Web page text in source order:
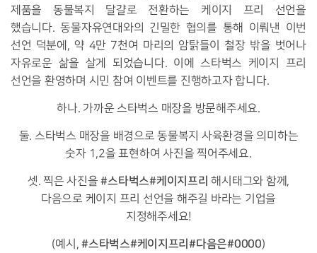
제품을 동물복지 달걀로 전환하는 케이지 프리 선언을
했습니다.동물자유연대와의 긴밀한 협의를 통해 이뤄낸 이번
선언 덕분에, 약 4만 7천여 마리의 암탉들이 철장 밖을 벗어나
자유로운 삶을 살게 되었습니다. 이에 스타벅스 케이지 프리
선언을 환영하며 시민 참여 이벤트를 진행하고자 합니다.
하나. 가까운 스타벅스 매장을 방문해주세요.
둘. 스타벅스 매장을 배경으로 동물복지 사육환경을 의미하는
숫자 1,2을 표현하여 사진을 찍어주세요.
셋. 찍은 사진을#스타벅스#케이지프리 해시태그와 함께,
다음으로 케이지 프리 선언을 해주길 바라는 기업을
지정해주세요!
(예시,#스타벅스#케이지프리#다음은#0000)